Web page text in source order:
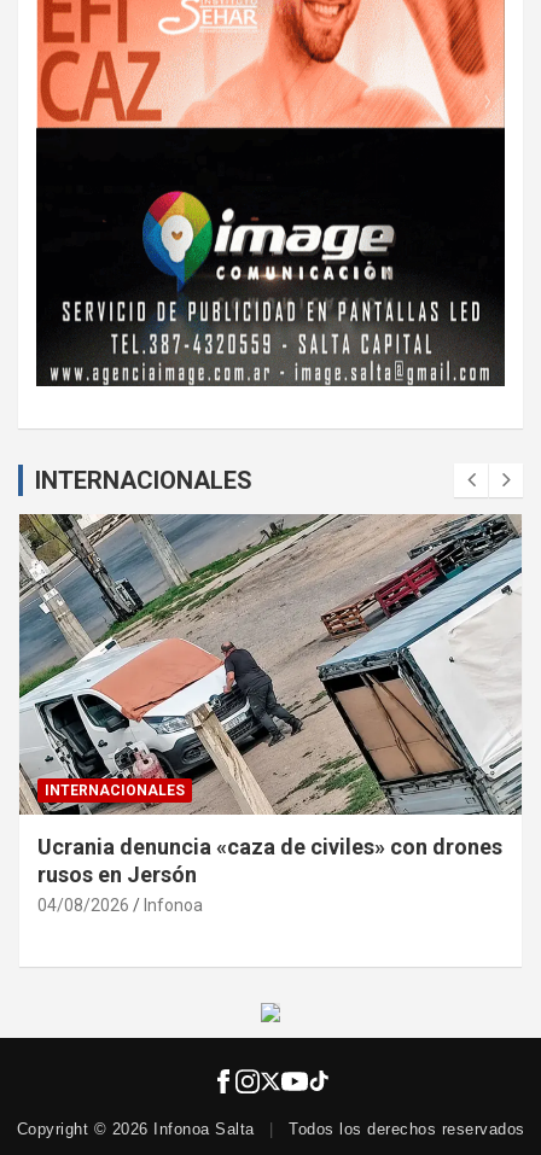
INTERNACIONALES
INTERNACIONALES
Ucrania denuncia «caza de civiles» con drones
rusos en Jersón
04/08/2026 Infonoa
Copyright © 2026 Infonoa Salta Todos los derechos reservados